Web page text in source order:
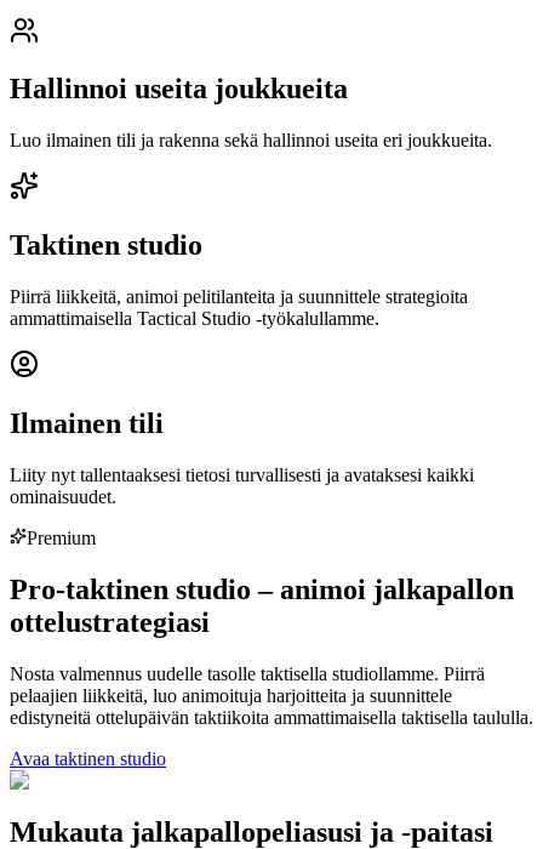
Hallinnoi useita joukkueita
Luo ilmainen tili ja rakenna sekä hallinnoi useita eri joukkueita.
Taktinen studio
Piirrä liikkeitä, animoi pelitilanteita ja suunnittele strategioita
ammattimaisella Tactical Studio -työkalullamme.
Ilmainen tili
Liity nyt tallentaaksesi tietosi turvallisesti ja avataksesi kaikki
ominaisuudet.
Premium
Pro-taktinen studio – animoi jalkapallon
ottelustrategiasi
Nosta valmennus uudelle tasolle taktisella studiollamme. Piirrä
pelaajien liikkeitä, luo animoituja harjoitteita ja suunnittele
edistyneitä ottelupäivän taktiikoita ammattimaisella taktisella taululla.
Avaa taktinen studio
Mukauta jalkapallopeliasusi ja -paitasi